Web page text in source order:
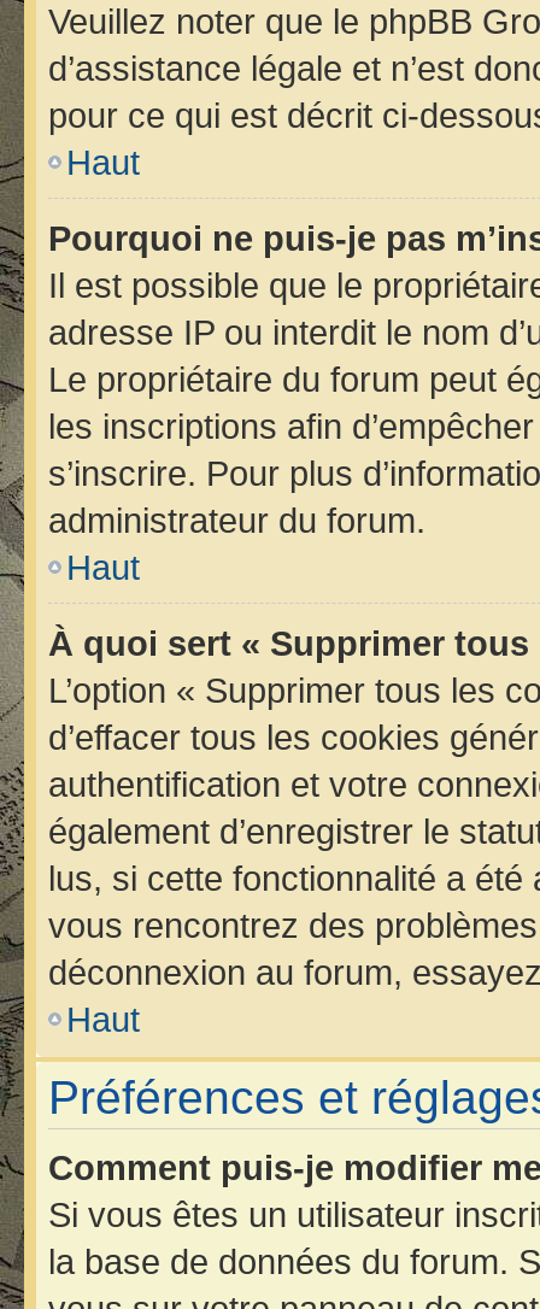
Veuillez noter que le phpBB
d’assistance légale et n’est
pour ce qui est décrit ci-
Haut
Pourquoi ne puis-je pas
Il est possible que le
adresse IP ou interdit le nom
Le propriétaire du forum peut
les inscriptions afin
s’inscrire. Pour plus
administrateur du forum.
Haut
À quoi sert « Supprimer
L’option « Supprimer tous les
d’effacer tous les cookies
authentification et votre
également d’enregistrer le
lus, si cette fonctionnalité a
vous rencontrez des
déconnexion au forum,
Haut
Préférences et
Comment puis-je modifier
Si vous êtes un utilisateur
la base de données du forum.